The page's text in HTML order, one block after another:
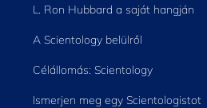
L. Ron Hubbard a saját hangján
A Scientology belülről
Célállomás: Scientology
Ismerjen meg egy Scientologistot